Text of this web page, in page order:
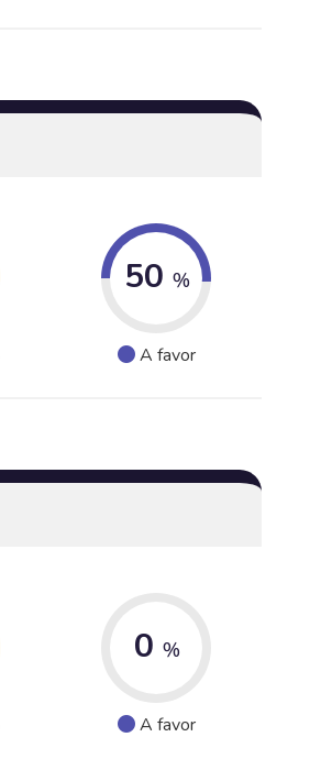
50 %
A favor
0 %
A favor